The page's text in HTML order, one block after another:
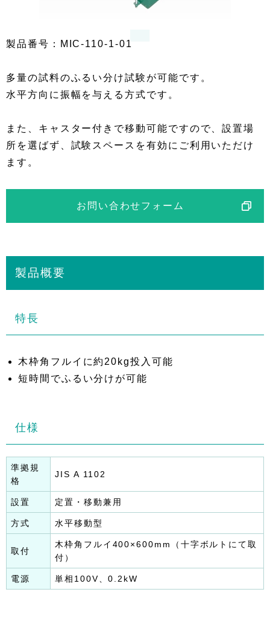
製品番号：MIC-110-1-01
多量の試料のふるい分け試験が可能です。
水平方向に振幅を与える方式です。
また、キャスター付きで移動可能ですので、設置場
所を選ばず、試験スペースを有効にご利用いただけ
ます。
お問い合わせフォーム
製品概要
特長
木枠角フルイに約20kg投入可能
短時間でふるい分けが可能
仕様
準拠規
格
JIS A 1102
設置 定置・移動兼用
方式 水平移動型
取付
木枠角フルイ400×600mm（十字ボルトにて取
付）
電源 単相100V、0.2kW